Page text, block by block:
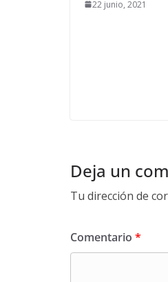
22 junio, 2021
Deja un
Tu dirección de
Comentario *